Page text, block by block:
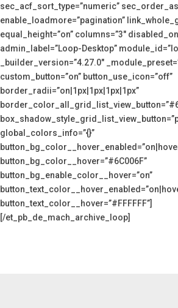
sec_acf_sort_type=”numeric”
enable_loadmore=”pagination”
equal_height=”on” columns=”3″
admin_label=”Loop-Desktop”
_builder_version=”4.27.0″
custom_button=”on” button_use_icon=”off”
border_radii=”on|1px|1px|1px|1px”
global_colors_info=”{}”
button_bg_color__hover=”#6C006F”
button_bg_enable_color__hover=”on”
button_text_color__hover=”#FFFFFF”]
[/et_pb_de_mach_archive_loop]